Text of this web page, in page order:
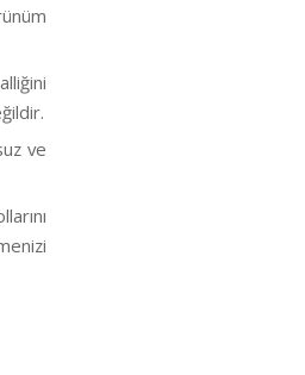
ve